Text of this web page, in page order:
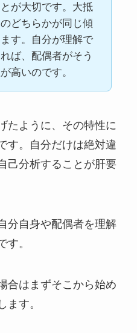
が大切です。大抵
どちらかが同じ傾
す。自分が理解で
ば、配偶者がそう
高いのです。
たように、その特性に
す。自分だけは絶対違
己分析することが肝要
分自身や配偶者を理解
す。
合はまずそこから始め
ます。